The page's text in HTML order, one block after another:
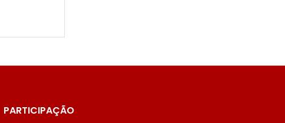
PARTICIPAÇÃO